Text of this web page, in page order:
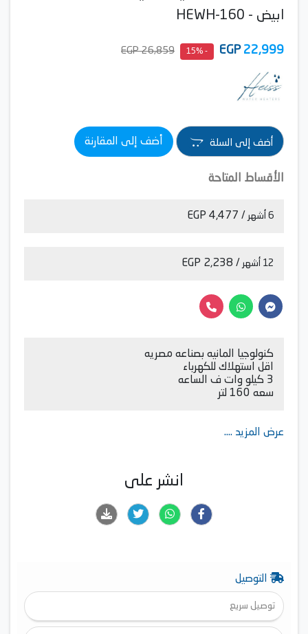
ابيض - HEWH-160
22,999
EGP
- 15%
26,859 EGP
أضف إلى السلة أضف إلى المقارنة
الأقساط المتاحة
6 أشهر / 4,477 EGP
12 أشهر / 2,238 EGP
كنولوجيا المانيه بصناعه مصريه
اقل استهلاك للكهرباء
3 كيلو وات ف الساعه
سعه 160 لتر
عرض المزيد ....
انشر على
التوصيل
توصيل سريع